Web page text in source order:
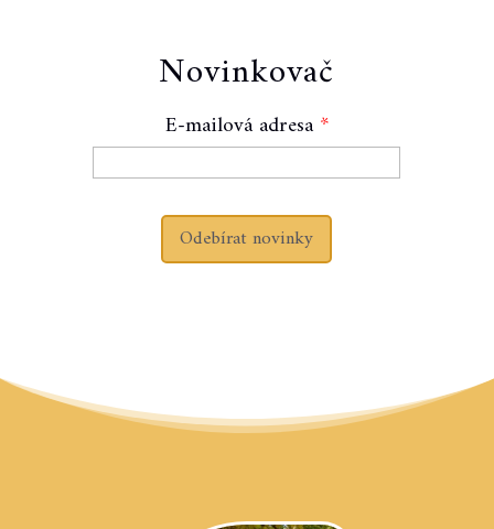
Novinkovač
E-mailová adresa
Odebírat novinky